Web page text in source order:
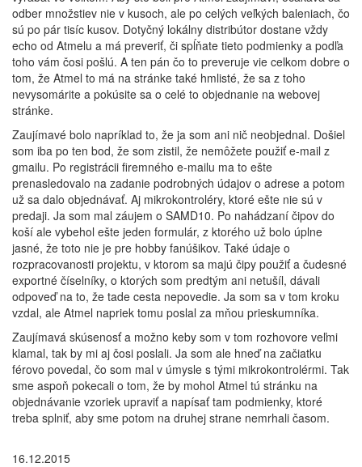
odber množstiev nie v kusoch, ale po celých veľkých baleniach, čo
sú po pár tisíc kusov. Dotyčný lokálny distribútor dostane vždy
echo od Atmelu a má preveriť, či spĺňate tieto podmienky a podľa
toho vám čosi pošlú. A ten pán čo to preveruje vie celkom dobre o
tom, že Atmel to má na stránke také hmlisté, že sa z toho
nevysomárite a pokúsite sa o celé to objednanie na webovej
stránke.
Zaujímavé bolo napríklad to, že ja som ani nič neobjednal. Došiel
som iba po ten bod, že som zistil, že nemôžete použiť e-mail z
gmailu. Po registrácii firemného e-mailu ma to ešte
prenasledovalo na zadanie podrobných údajov o adrese a potom
už sa dalo objednávať. Aj mikrokontroléry, ktoré ešte nie sú v
predaji. Ja som mal záujem o SAMD10. Po nahádzaní čipov do
koší ale vybehol ešte jeden formulár, z ktorého už bolo úplne
jasné, že toto nie je pre hobby fanúšikov. Také údaje o
rozpracovanosti projektu, v ktorom sa majú čipy použiť a čudesné
exportné číselníky, o ktorých som predtým ani netušíl, dávali
odpoveď na to, že tade cesta nepovedie. Ja som sa v tom kroku
vzdal, ale Atmel napriek tomu poslal za mňou prieskumníka.
Zaujímavá skúsenosť a možno keby som v tom rozhovore veľmi
klamal, tak by mi aj čosi poslali. Ja som ale hneď na začiatku
férovo povedal, čo som mal v úmysle s tými mikrokontrolérmi. Tak
sme aspoň pokecali o tom, že by mohol Atmel tú stránku na
objednávanie vzoriek upraviť a napísať tam podmienky, ktoré
treba splniť, aby sme potom na druhej strane nemrhali časom.
16.12.2015